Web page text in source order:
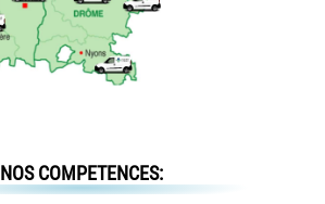
NOS COMPETENCES: